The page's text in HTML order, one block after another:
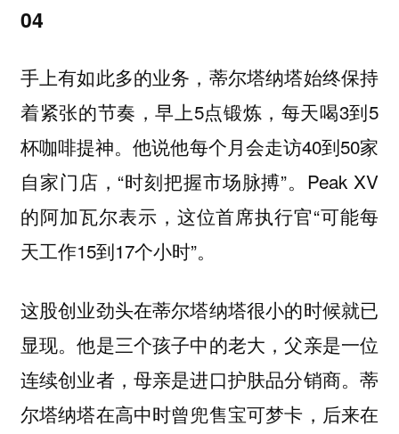
04
手上有如此多的业务，蒂尔塔纳塔始终保持
着紧张的节奏，早上5点锻炼，每天喝3到5
杯咖啡提神。他说他每个月会走访40到50家
自家门店，“时刻把握市场脉搏”。Peak XV
的阿加瓦尔表示，这位首席执行官“可能每
天工作15到17个小时”。
这股创业劲头在蒂尔塔纳塔很小的时候就已
显现。他是三个孩子中的老大，父亲是一位
连续创业者，母亲是进口护肤品分销商。蒂
尔塔纳塔在高中时曾兜售宝可梦卡，后来在